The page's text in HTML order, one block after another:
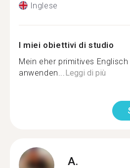
Inglese
I miei obiettivi di studio
Mein eher primitives
anwenden... Leggi di più
A.